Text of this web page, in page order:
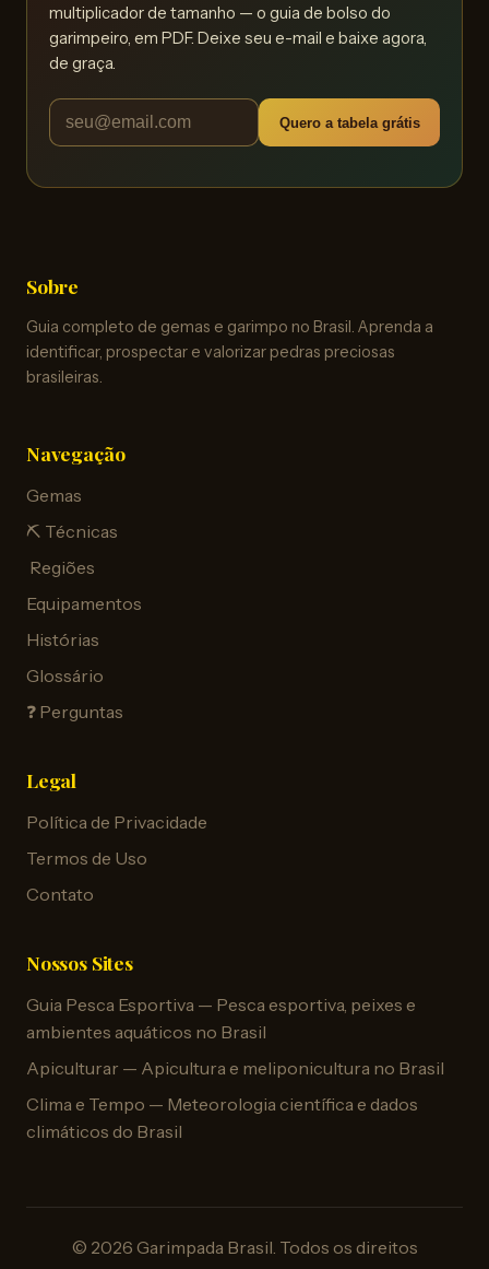
multiplicador de tamanho — o guia de bolso do
garimpeiro, em PDF. Deixe seu e-mail e baixe agora,
de graça.
Quero a tabela grátis
Sobre
Guia completo de gemas e garimpo no Brasil. Aprenda a
identificar, prospectar e valorizar pedras preciosas
brasileiras.
Navegação
Gemas
⛏️ Técnicas
️ Regiões
Equipamentos
Histórias
Glossário
❓ Perguntas
Legal
Política de Privacidade
Termos de Uso
Contato
Nossos Sites
Guia Pesca Esportiva — Pesca esportiva, peixes e
ambientes aquáticos no Brasil
Apiculturar — Apicultura e meliponicultura no Brasil
Clima e Tempo — Meteorologia científica e dados
climáticos do Brasil
© 2026 Garimpada Brasil. Todos os direitos